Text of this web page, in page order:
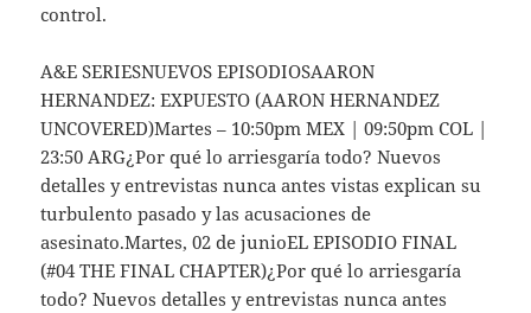
control.
A&E SERIESNUEVOS EPISODIOSAARON
HERNANDEZ: EXPUESTO (AARON HERNANDEZ
UNCOVERED)Martes – 10:50pm MEX | 09:50pm COL |
23:50 ARG¿Por qué lo arriesgaría todo? Nuevos
detalles y entrevistas nunca antes vistas explican su
turbulento pasado y las acusaciones de
asesinato.Martes, 02 de junioEL EPISODIO FINAL
(#04 THE FINAL CHAPTER)¿Por qué lo arriesgaría
todo? Nuevos detalles y entrevistas nunca antes